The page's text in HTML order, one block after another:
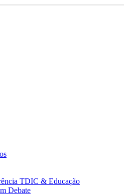
TDIC & Educação
Debate